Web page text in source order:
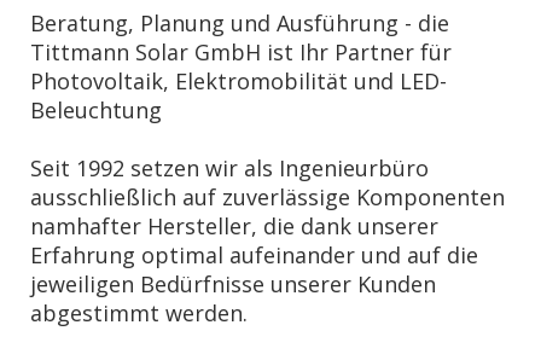
Beratung, Planung und Ausführung - die
Tittmann Solar GmbH ist Ihr Partner für
Photovoltaik, Elektromobilität und LED-
Beleuchtung
Seit 1992 setzen wir als Ingenieurbüro
ausschließlich auf zuverlässige Komponenten
namhafter Hersteller, die dank unserer
Erfahrung optimal aufeinander und auf die
jeweiligen Bedürfnisse unserer Kunden
abgestimmt werden.